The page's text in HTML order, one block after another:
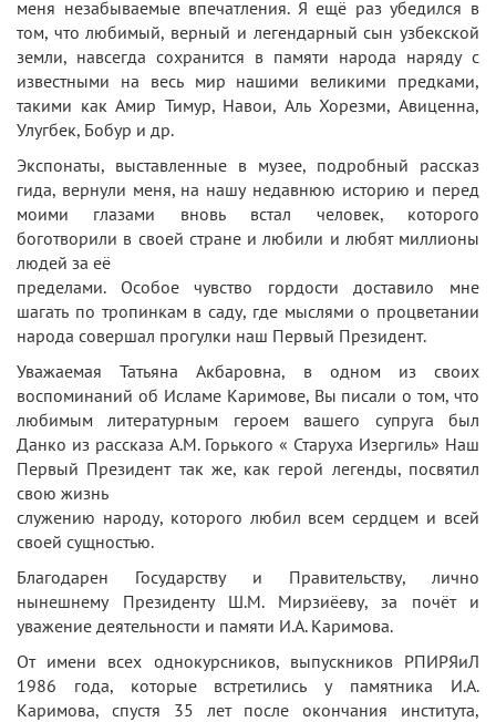
меня незабываемые впечатления. Я ещё раз убедился в
том, что любимый, верный и легендарный сын узбекской
земли, навсегда сохранится в памяти народа наряду с
известными на весь мир нашими великими предками,
такими как Амир Тимур, Навои, Аль Хорезми, Авиценна,
Улугбек, Бобур и др.
Экспонаты, выставленные в музее, подробный рассказ
гида, вернули меня, на нашу недавнюю историю и перед
моими глазами вновь встал человек, которого
боготворили в своей стране и любили и любят миллионы
людей за её
пределами. Особое чувство гордости доставило мне
шагать по тропинкам в саду, где мыслями о процветании
народа совершал прогулки наш Первый Президент.
Уважаемая Татьяна Акбаровна, в одном из своих
воспоминаний об Исламе Каримове, Вы писали о том, что
любимым литературным героем вашего супруга был
Данко из рассказа А.М. Горького « Старуха Изергиль» Наш
Первый Президент так же, как герой легенды, посвятил
свою жизнь
служению народу, которого любил всем сердцем и всей
своей сущностью.
Благодарен Государству и Правительству, лично
нынешнему Президенту Ш.М. Мирзиёеву, за почёт и
уважение деятельности и памяти И.А. Каримова.
От имени всех однокурсников, выпускников РПИРЯиЛ
1986 года, которые встретились у памятника И.А.
Каримова, спустя 35 лет после окончания института,